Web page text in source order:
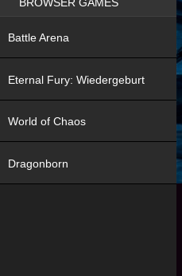
BROWSER GAMES
Battle Arena
NEW
Eternal Fury: Wiedergeburt
NEW
World of Chaos
Dragonborn